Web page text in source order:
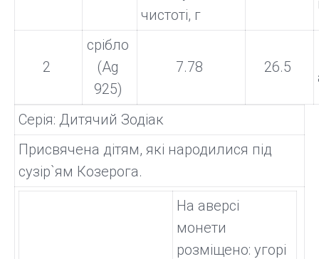
чистоті, г
2
срібло
(Ag
925)
7.78 26.5
Серія: Дитячий Зодіак
Присвячена дітям, які народилися під
сузір`ям Козерога.
На аверсі
монети
розміщено: угорі